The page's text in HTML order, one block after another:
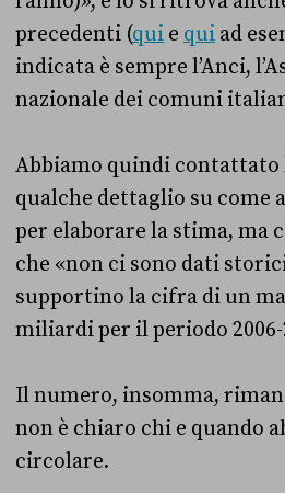
precedenti (qui e qui ad
indicata è sempre l’Anci,
nazionale dei comuni
Abbiamo quindi contattato
qualche dettaglio su come
per elaborare la stima, ma
che «non ci sono dati
supportino la cifra di un
miliardi per il periodo 2006-
Il numero, insomma,
non è chiaro chi e quando
circolare.